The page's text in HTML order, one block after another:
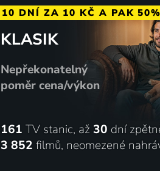
10 DNÍ ZA 10 KČ A PAK
KLASIK
Nepřekonatelný
poměr cena/výkon
161 TV stanic, až 30 dní
3 852 filmů, neomezené